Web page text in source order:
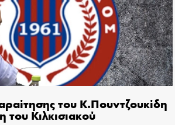
του Κ.Πουντζουκίδη
του Κιλκισιακού